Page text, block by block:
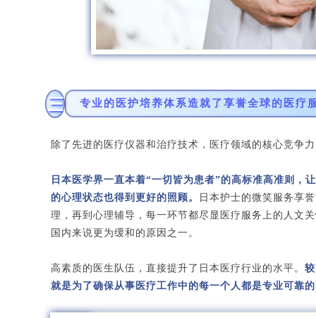
三 专业的医护培养体系造就了享誉全球的医疗
除了先进的医疗仪器和治疗技术，医疗领域的核心竞争
日本医学界一直本着“一切皆为患者”的高标准高准则，
的心理状态也得到更好的照顾。
日本护士的微笑服务享
理，再到心理辅导，每一环节都尽显医疗服务上的人文
国内来说更为缓和的原因之一。
高素质的医生队伍，直接提升了日本医疗行业的水平。
就是为了确保从事医疗工作中的每一个人都是专业可靠